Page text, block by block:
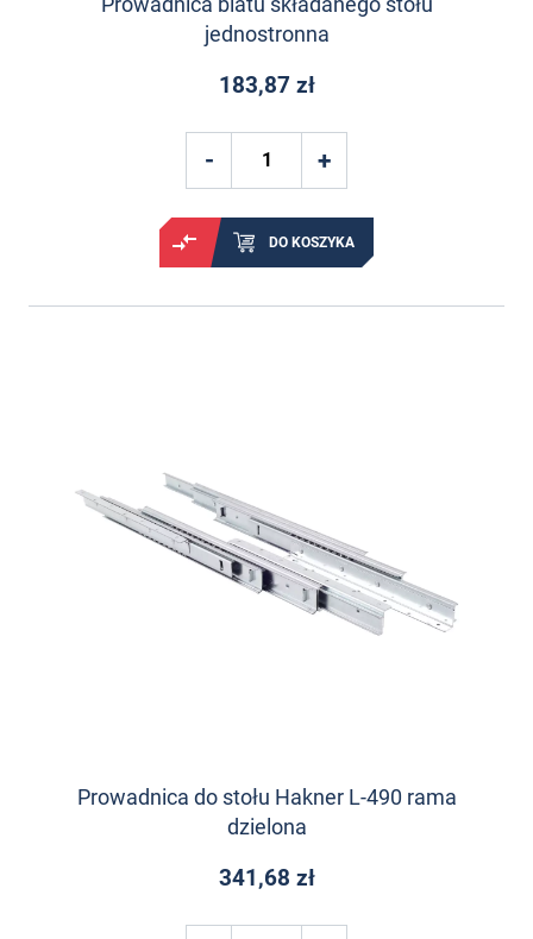
jednostronna
183,87 zł
DO KOSZYKA
Prowadnica do stołu Hakner L-490 rama
dzielona
341,68 zł